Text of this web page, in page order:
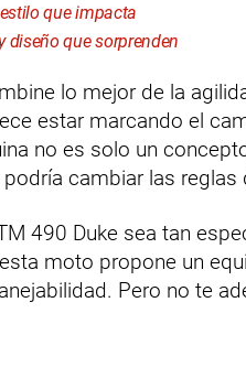
que impacta
diseño que sorprenden
lo mejor de la
estar marcando el
no es solo un
cambiar las reglas
490 Duke sea tan
moto propone un
Pero no te